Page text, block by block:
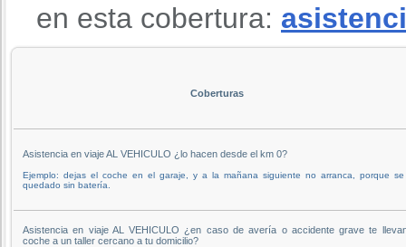
en esta cobertura:
Coberturas
Asistencia en viaje AL VEHICULO ¿lo hacen desde el km 0?
Ejemplo: dejas el coche en el garaje, y a la mañana siguiente no arranca, porque
quedado sin batería.
Asistencia en viaje AL VEHICULO ¿en caso de avería o accidente grave te
coche a un taller cercano a tu domicilio?